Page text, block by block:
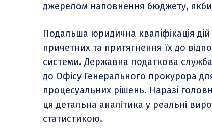
джерелом наповнення бюджету, якби
Подальша юридична кваліфікація
причетних та притягнення їх до
системи. Державна податкова служба
до Офісу Генерального прокурора
процесуальних рішень. Наразі
ця детальна аналітика у реальні
статистикою.